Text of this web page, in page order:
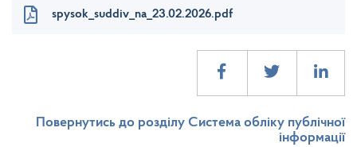
spysok_suddiv_na_23.02.2026.pdf
Повернутись до розділу Система обліку публічної
інформації